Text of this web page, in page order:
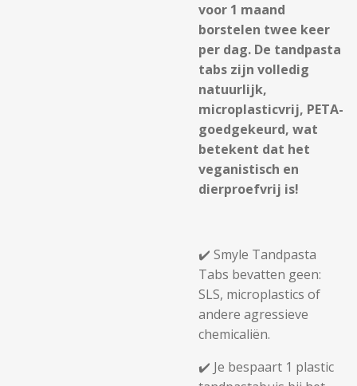
voor 1 maand
borstelen twee keer
per dag. De tandpasta
tabs zijn volledig
natuurlijk,
microplasticvrij, PETA-
goedgekeurd, wat
betekent dat het
veganistisch en
dierproefvrij is!
✔️ Smyle Tandpasta
Tabs bevatten geen:
SLS, microplastics of
andere agressieve
chemicaliën.
✔️ Je bespaart 1 plastic